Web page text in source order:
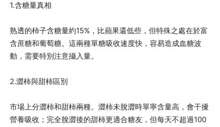
1.含糖量真相
熟透的柿子含糖量約15%，比蘋果還低些，但特殊之處在於富
含蔗糖和葡萄糖。這兩種單糖吸收速度快，容易造成血糖波
動，需要特別注意攝入量。
2.澀柿與甜柿區別
市場上分澀柿和甜柿兩種。澀柿未脫澀時單寧含量高，會干擾
營養吸收；完全脫澀後的甜柿更適合糖友，但每天不超過100